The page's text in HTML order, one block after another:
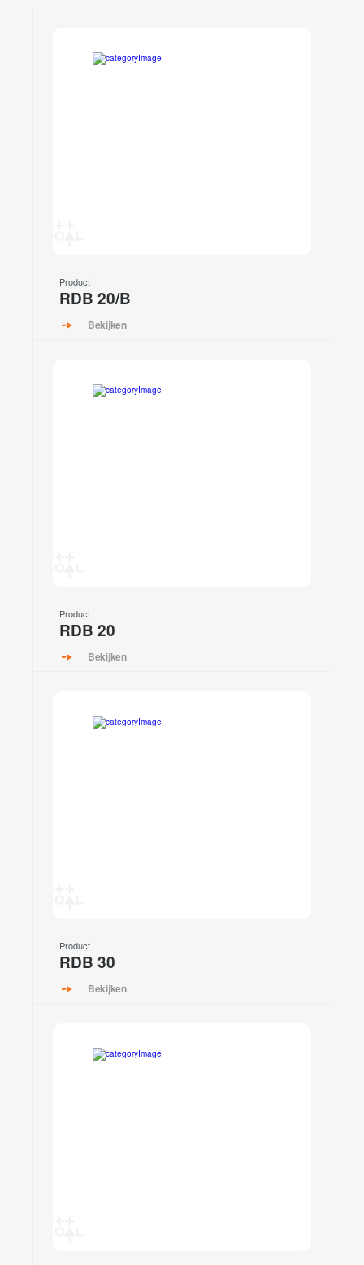
Product
RDB 20/B
Bekijken
Product
RDB 20
Bekijken
Product
RDB 30
Bekijken